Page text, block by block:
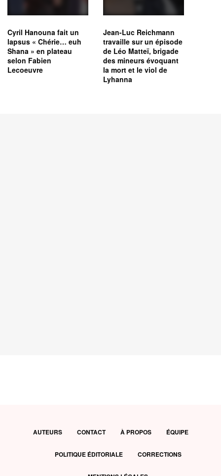
Cyril Hanouna fait un
lapsus « Chérie… euh
Shana » en plateau
selon Fabien
Lecoeuvre
Jean-Luc Reichmann
travaille sur un épisode
de Léo Matteï, brigade
des mineurs évoquant
la mort et le viol de
Lyhanna
AUTEURS CONTACT À PROPOS ÉQUIPE
POLITIQUE ÉDITORIALE CORRECTIONS